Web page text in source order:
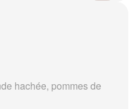
hachée, pommes de